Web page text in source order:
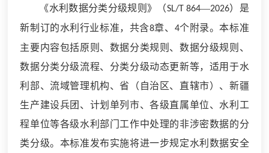
《水利数据分类分级规则》（SL/T 864—2026）是
新制订的水利行业标准，共含8章、 4个附录。本标准
主要内容包括原则、数据分类规则、数据分级规则、
数据分类分级流程、分类分级动态更新等，适用于水
利部、流域管理机构、省（自治区、直辖市）、新疆
生产建设兵团、计划单列市、各级直属单位、水利工
程单位等各级水利部门工作中处理的非涉密数据的分
类分级。本标准发布实施将进一步规定水利数据安全